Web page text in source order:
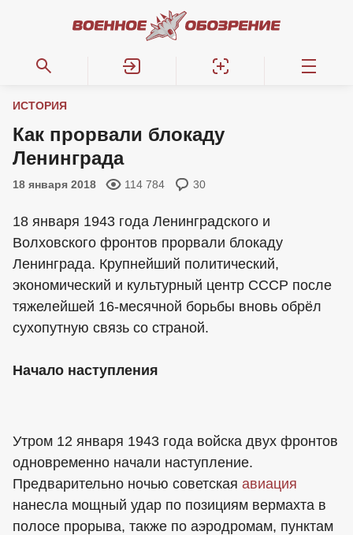
ИСТОРИЯ
Как прорвали блокаду
Ленинграда
18 января 2018 114 784 30
18 января 1943 года Ленинградского и
Волховского фронтов прорвали блокаду
Ленинграда. Крупнейший политический,
экономический и культурный центр СССР после
тяжелейшей 16-месячной борьбы вновь обрёл
сухопутную связь со страной.
Начало наступления
Утром 12 января 1943 года войска двух фронтов
одновременно начали наступление.
Предварительно ночью советская авиация
нанесла мощный удар по позициям вермахта в
полосе прорыва, также по аэродромам, пунктам